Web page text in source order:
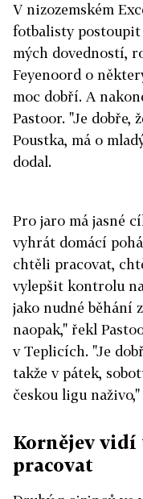
V nizozemském
fotbalisty postoupit
mých dovedností,
Feyenoord o
moc dobří. A
Pastoor. "Je dobře,
Poustka, má o
dodal.
Pro jaro má jasné
vyhrát domácí
chtěli pracovat,
vylepšit kontrolu
jako nudné běhání
naopak," řekl
v Teplicích. "Je
takže v pátek,
českou ligu
Kornějev vidí
pracovat